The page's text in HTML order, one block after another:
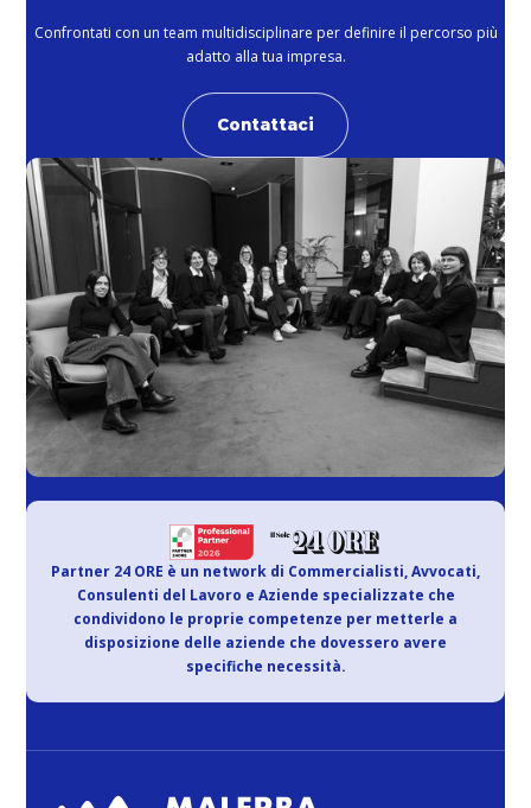
Confrontati con un team multidisciplinare per definire il percorso più
adatto alla tua impresa.
Contattaci
Partner 24 ORE è un network di Commercialisti, Avvocati,
Consulenti del Lavoro e Aziende specializzate che
condividono le proprie competenze per metterle a
disposizione delle aziende che dovessero avere
specifiche necessità.